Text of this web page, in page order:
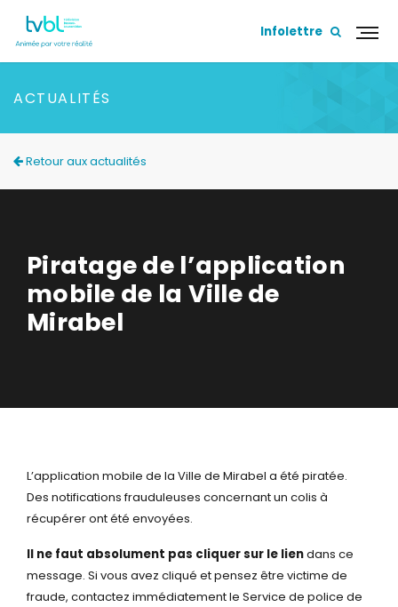
Infolettre
ACTUALITÉS
Retour aux actualités
Piratage de l’application
mobile de la Ville de
Mirabel
L’application mobile de la Ville de Mirabel a été piratée.
Des notifications frauduleuses concernant un colis à
récupérer ont été envoyées.
Il ne faut absolument pas cliquer sur le liendans ce
message. Si vous avez cliqué et pensez être victime de
fraude, contactez immédiatement le Service de police de